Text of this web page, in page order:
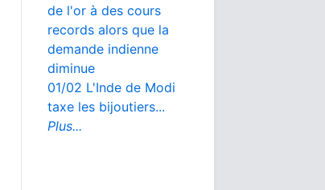
de l'or à des cours
records alors que la
demande indienne
diminue
01/02 L'Inde de Modi
taxe les bijoutiers...
Plus...